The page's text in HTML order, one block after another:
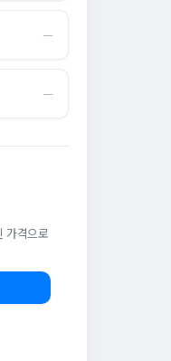
―
―
가격으로